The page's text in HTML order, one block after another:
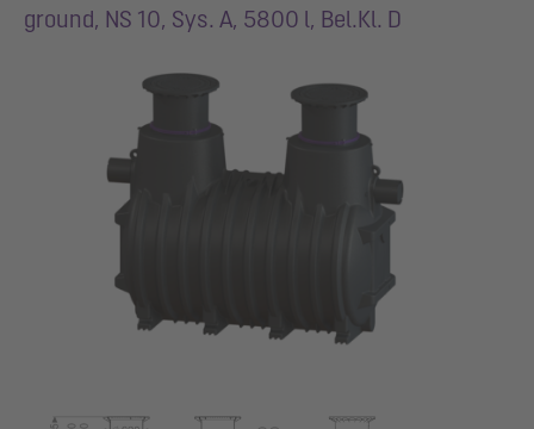
ground, NS 10, Sys. A, 5800 l, Bel.Kl. D